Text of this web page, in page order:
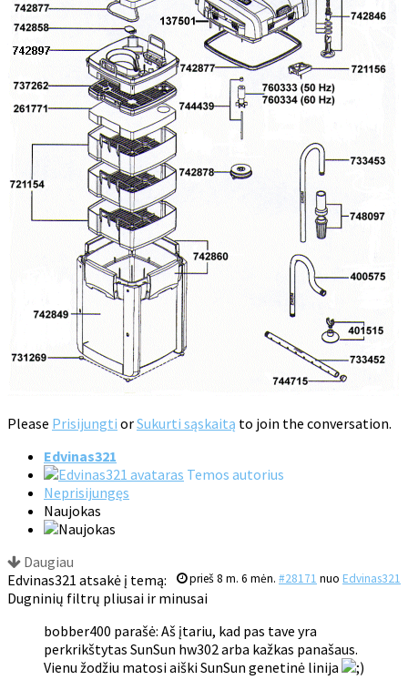
Please Prisijungti orSukurti sąskaitą to join the conversation.
Edvinas321
Temos autorius
Neprisijungęs
Naujokas
Daugiau
prieš 8 m. 6 mėn. #28171 nuo Edvinas321
Edvinas321 atsakė į temą:
Dugninių filtrų pliusai ir minusai
bobber400 parašė: Aš įtariu, kad pas tave yra
perkrikštytas SunSun hw302 arba kažkas panašaus.
Vienu žodžiu matosi aiški SunSun genetinė linija